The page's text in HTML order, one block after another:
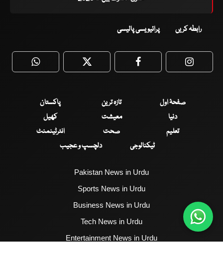
رابطہ کریں پرائیویسی پالیسی
WhatsApp Twitter Facebook
صفحۂ اول تازہ ترین
پاکستان
دنیا
معیشت
کھیل
تعلیم
صحت
انٹرٹینمنٹ
ٹیکنالوجی
دلچسپ و عجیب
Pakistan News in Urdu
Sports News in Urdu
Business News in Urdu
Tech News in Urdu
Entertainment News in Urdu